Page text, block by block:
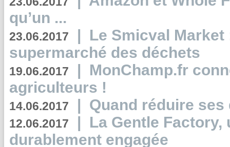
qu’un ...
23.06.2017 | Le Smicval
supermarché des déchets
19.06.2017 | MonChamp.fr
agriculteurs !
14.06.2017 | Quand réduire
12.06.2017 | La Gentle
durablement engagée